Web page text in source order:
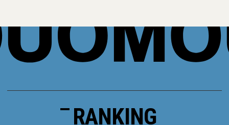
RANKING